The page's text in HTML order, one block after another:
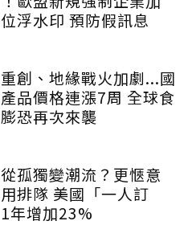
位浮水印 預防假訊息
創、地緣戰火加劇...國
品價格連漲7周 全球食
恐再次來襲
孤獨變潮流？更愜意
排隊 美國「一人訂
年增加23%